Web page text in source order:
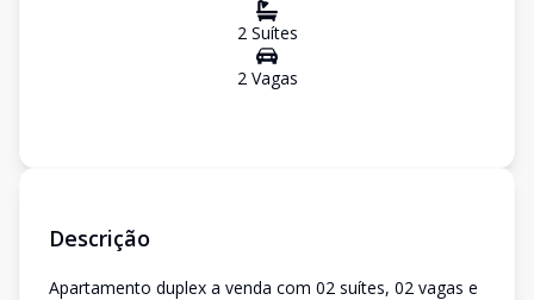
2Suítes
2Vagas
Descrição
Apartamento duplex a venda com 02 suítes, 02 vagas e